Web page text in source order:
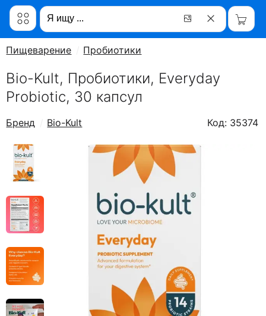
Пищеварение Пробиотики
Bio-Kult, Пробиотики, Everyday
Probiotic, 30 капсул
Бренд Bio-Kult Код: 35374